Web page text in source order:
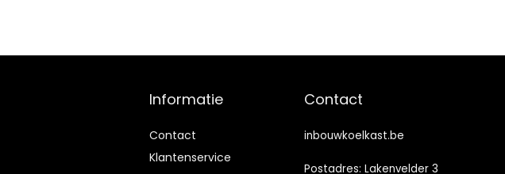
Informatie
Contact
Klantenservice
Contact
inbouwkoelkast.be
Postadres: Lakenvelder 3